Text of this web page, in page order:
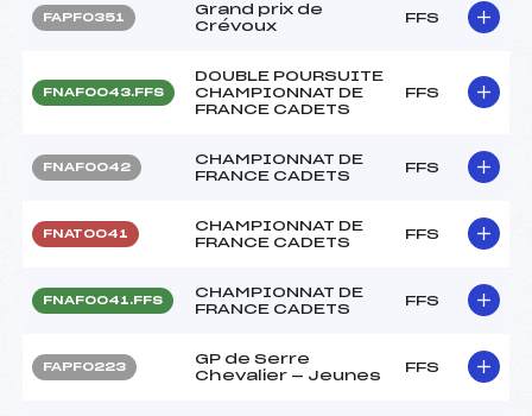
FAPF0351
Grand prix de
Crévoux
FFS
FNAF0043.FFS
DOUBLE POURSUITE
CHAMPIONNAT DE
FRANCE CADETS
FFS
FNAF0042
CHAMPIONNAT DE
FRANCE CADETS
FFS
FNAT0041
CHAMPIONNAT DE
FRANCE CADETS
FFS
FNAF0041.FFS
CHAMPIONNAT DE
FRANCE CADETS
FFS
FAPF0223
GP de Serre
Chevalier — Jeunes
FFS